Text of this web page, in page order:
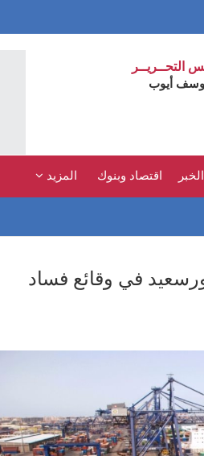
التحــريــر
أيوب
اقتصاد وبنوك المزيد
بورسعيد في وقائع فساد